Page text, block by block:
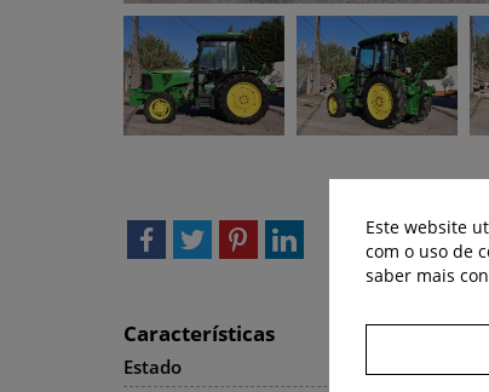
Características
Estado
Este website
com o uso de
saber mais